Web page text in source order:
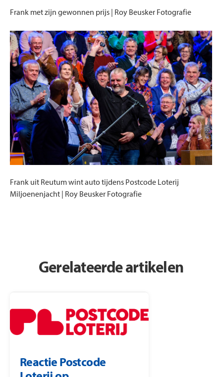
Frank met zijn gewonnen prijs | Roy Beusker Fotografie
Frank uit Reutum wint auto tijdens Postcode Loterij
Miljoenenjacht | Roy Beusker Fotografie
Gerelateerde artikelen
Reactie Postcode